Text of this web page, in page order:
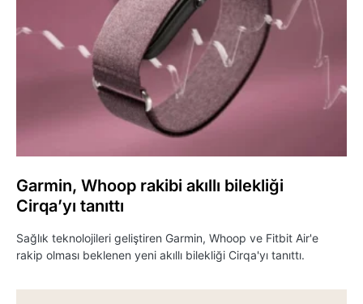
Garmin, Whoop rakibi akıllı bilekliği
Cirqa’yı tanıttı
Sağlık teknolojileri geliştiren Garmin, Whoop ve Fitbit Air'e
rakip olması beklenen yeni akıllı bilekliği Cirqa'yı tanıttı.